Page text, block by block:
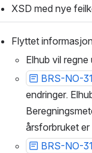
XSD med nye
Flyttet
Elhub vil
BRS-NO-
ndringer.
rsforbruket er
BRS-NO-